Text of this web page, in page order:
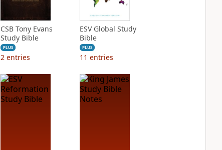
CSB Tony Evans
Study Bible
PLUS
2 entries
ESV Global Study
Bible
PLUS
11 entries